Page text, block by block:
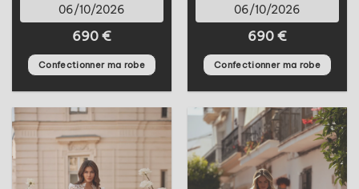
06/10/2026
690 €
Confectionner ma robe
06/10/2026
690 €
Confectionner ma robe